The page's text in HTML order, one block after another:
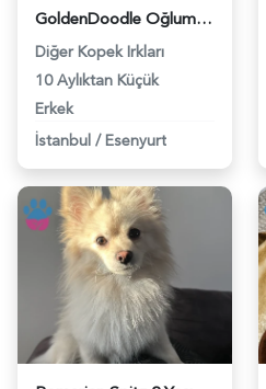
GoldenDoodle Oğluma kız arıyorum - 118983703
Diğer Kopek Irkları
10 Aylıktan Küçük
Erkek
İstanbul / Esenyurt